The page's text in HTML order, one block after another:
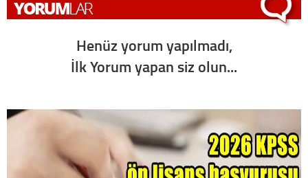
Henüz yorum yapılmadı,
İlk Yorum yapan siz olun...